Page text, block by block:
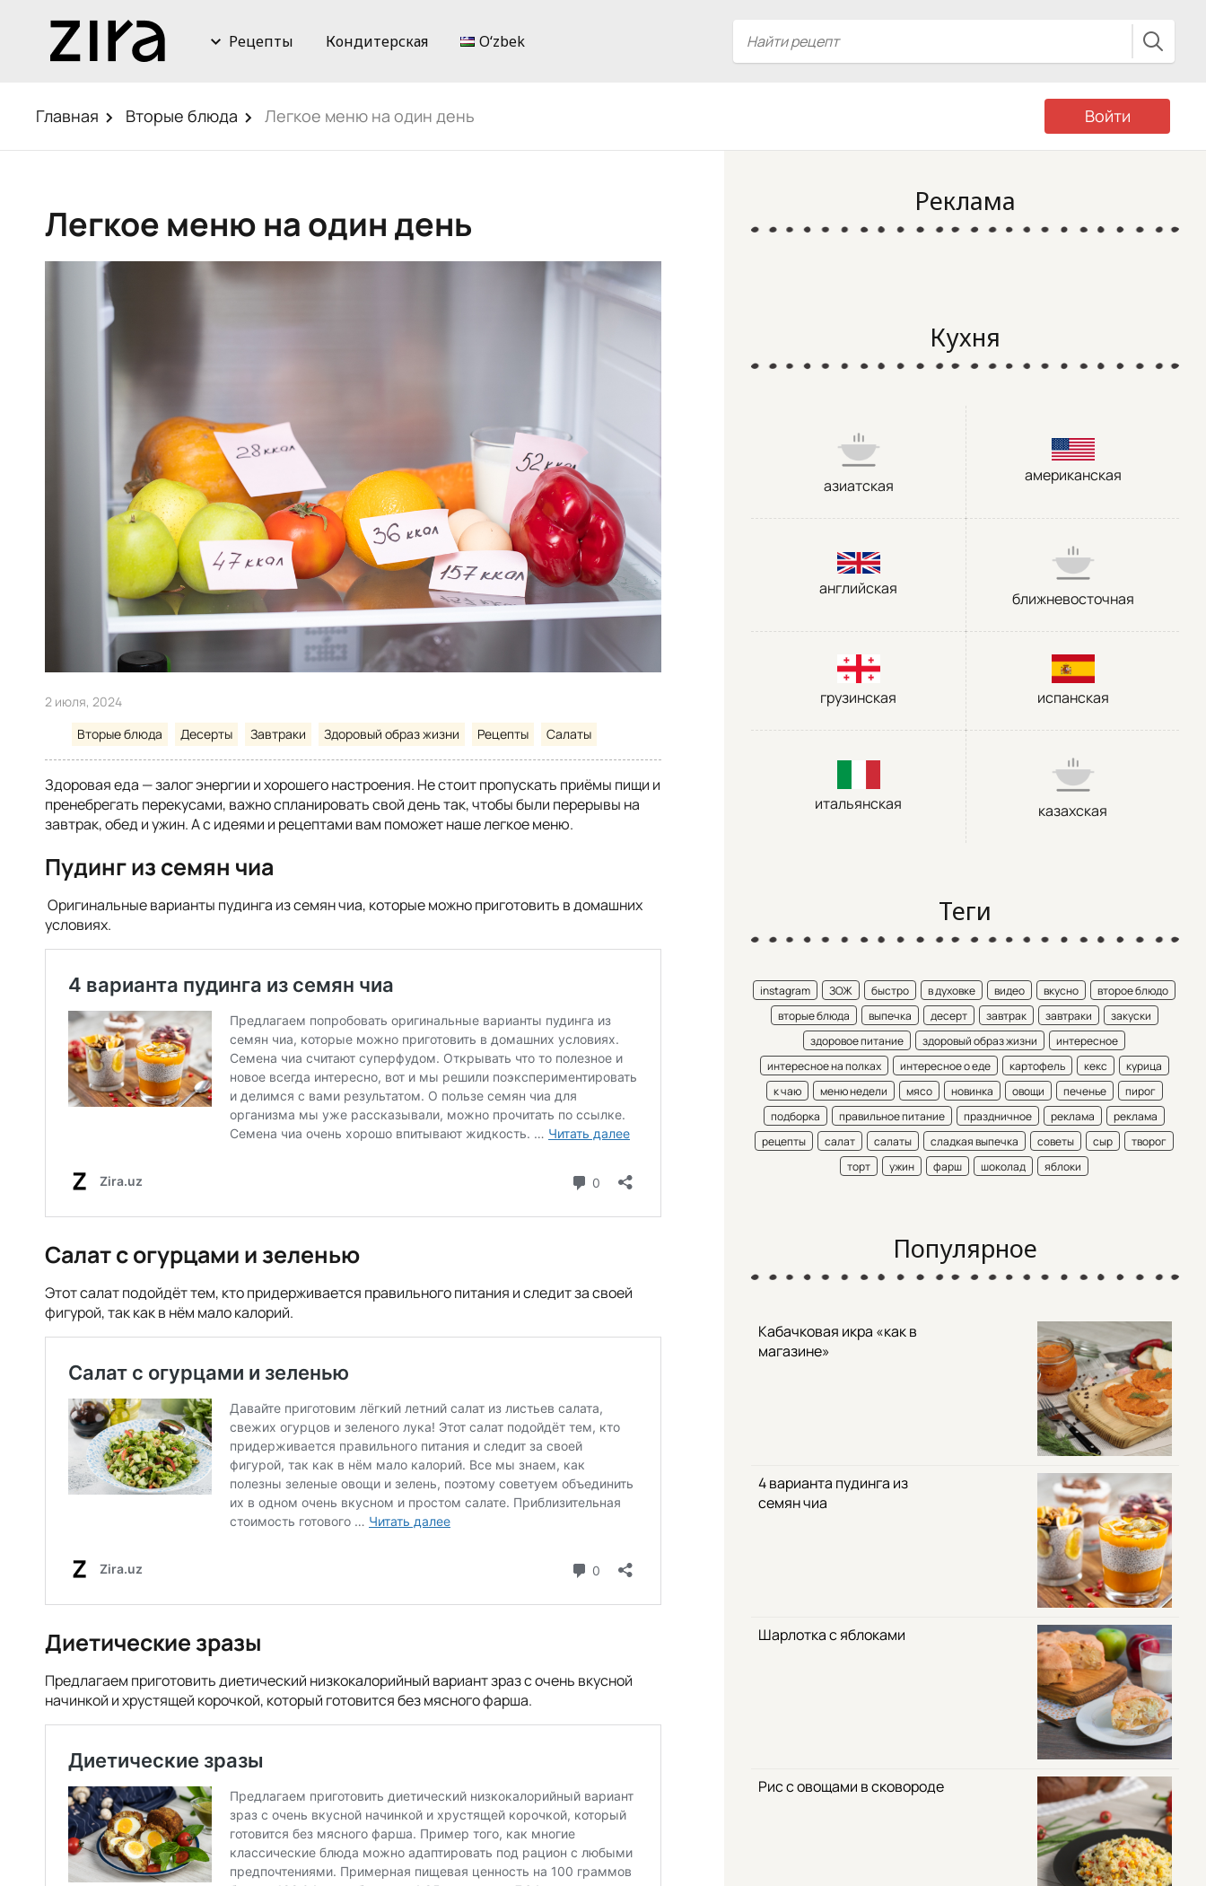
Рецепты Кондитерская Oʻzbek
Главная Вторые блюда Легкое меню на один день Войти
Легкое меню на один день
2 июля, 2024
Вторые блюда
Десерты Завтраки Здоровый образ жизни Рецепты Салаты
Здоровая еда — залог энергии и хорошего настроения. Не стоит пропускать приёмы пищи и
пренебрегать перекусами, важно спланировать свой день так, чтобы были перерывы на
завтрак, обед и ужин. А с идеями и рецептами вам поможет наше легкое меню.
Пудинг из семян чиа
Оригинальные варианты пудинга из семян чиа, которые можно приготовить в домашних
условиях.
Салат с огурцами и зеленью
Этот салат подойдёт тем, кто придерживается правильного питания и следит за своей
фигурой, так как в нём мало калорий.
Диетические зразы
Предлагаем приготовить диетический низкокалорийный вариант зраз с очень вкусной
начинкой и хрустящей корочкой, который готовится без мясного фарша.
Реклама
Кухня
азиатская
американская
английская
ближневосточная
грузинская испанская
итальянская казахская
Теги
instagram ЗОЖ быстро в духовке видео вкусно
второе блюдо
вторые блюда
выпечка десерт завтрак завтраки
закуски
здоровое питание
здоровый образ жизни
интересное
интересное на полках
интересное о еде картофель кекс
курица
к чаю
меню недели мясо новинка овощи печенье
пирог
подборка
правильное питание праздничное реклама
реклама
рецепты
салат салаты сладкая выпечка советы сыр
творог
торт
ужин фарш шоколад яблоки
Популярное
Кабачковая икра «как в
магазине»
4 варианта пудинга из
семян чиа
Шарлотка с яблоками
Рис с овощами в сковороде